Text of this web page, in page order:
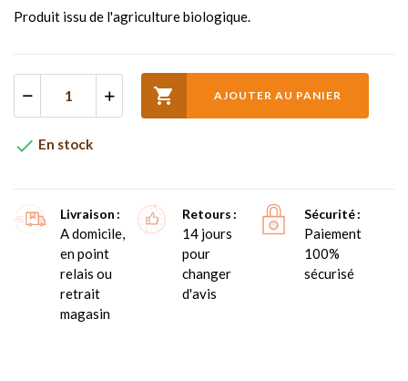
Produit issu de l'agriculture biologique.
 AJOUTER AU PANIER
 En stock
Livraison
A domicile,
en point
relais ou
retrait
magasin
Retours
14 jours
pour
changer
d'avis
Sécurité
Paiement
100%
sécurisé